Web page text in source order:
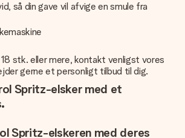
så din gave vil afvige en smule fra
stk. eller mere, kontakt venligst vores
gerne et personligt tilbud til dig.
Spritz-elsker med et
Spritz-elskeren med deres